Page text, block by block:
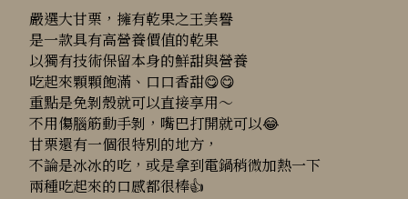
嚴選大甘栗，擁有乾果之王美譽
是一款具有高營養價值的乾果
以獨有技術保留本身的鮮甜與營養
吃起來顆顆飽滿、口口香甜😋😋
重點是免剝殼就可以直接享用～
不用傷腦筋動手剝，嘴巴打開就可以😂
甘栗還有一個很特別的地方，
不論是冰冰的吃，或是拿到電鍋稍微加熱一下
兩種吃起來的口感都很棒👍